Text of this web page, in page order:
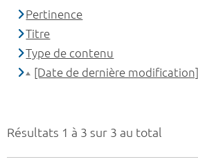
Résultats 1 à 3 sur 3 au total
Pertinence
Titre
Type de contenu
[Date de dernière modification]